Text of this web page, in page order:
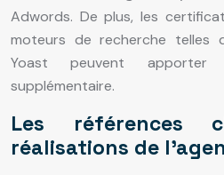
Adwords. De plus, les
moteurs de recherche telles
Yoast peuvent
supplémentaire.
Les références
réalisations de